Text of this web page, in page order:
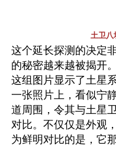
土卫八
这个延长探测的决定
的秘密越来越被揭开
这组图片显示了土星
一张照片上，看似宁
道周围，令其与土星
对比。不仅仅是外观
为鲜明对比的是，它